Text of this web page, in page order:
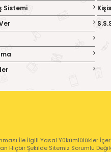
Sistemi
İle İlgili Yasal Yükümlülükler
Hiçbir Şekilde Sitemiz Sorumlu